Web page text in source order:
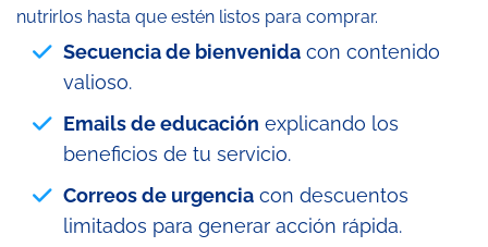
nutrirlos hasta que estén listos para comprar.
Secuencia de bienvenida con contenido
valioso.
Emails de educación explicando los
beneficios de tu servicio.
Correos de urgencia con descuentos
limitados para generar acción rápida.